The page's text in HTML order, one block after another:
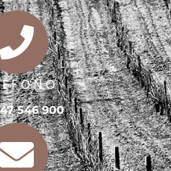
546 900